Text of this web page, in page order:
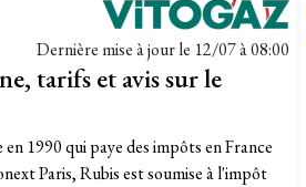
Dernière mise à jour le 12/07 à 08:00
tarifs et avis sur le
1990 qui paye des impôts en France
Paris, Rubis est soumise à l'impôt